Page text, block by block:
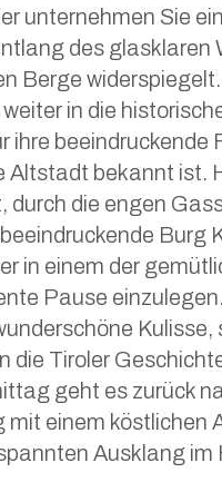
unternehmen Sie
des glasklaren
Berge
in die
ihre beeindruckende
Altstadt bekannt ist.
durch die engen
Burg
in einem der
Pause
die Tiroler
geht es zurück
mit einem köstlichen
Ausklang